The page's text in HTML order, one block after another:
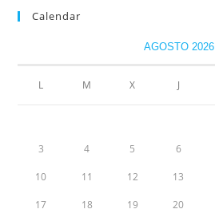
Calendar
AGOSTO 2026
L M X J
3 4 5 6
10 11 12 13
17 18 19 20